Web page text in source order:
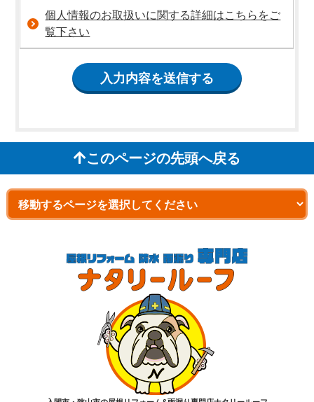
個人情報のお取扱いに関する詳細はこちらをご
覧下さい
このページの先頭へ戻る